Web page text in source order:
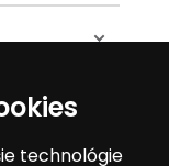
technológie